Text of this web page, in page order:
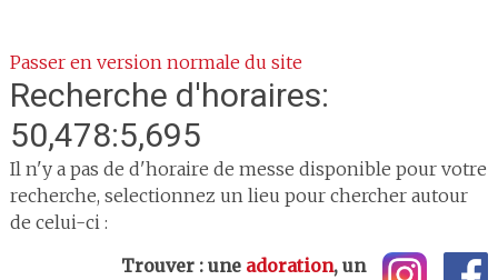
Passer en version normale du site
Recherche d'horaires:
50,478:5,695
Il n'y a pas de d'horaire de messe disponible pour votre
recherche, selectionnez un lieu pour chercher autour
de celui-ci :
Trouver : une adoration, un